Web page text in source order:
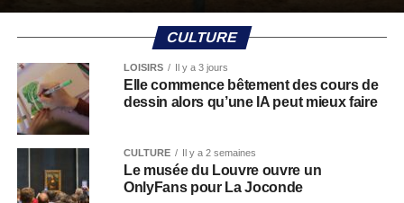
CULTURE
LOISIRS Il y a 3 jours
Elle commence bêtement des cours de
dessin alors qu’une IA peut mieux faire
CULTURE Il y a 2 semaines
Le musée du Louvre ouvre un
OnlyFans pour La Joconde